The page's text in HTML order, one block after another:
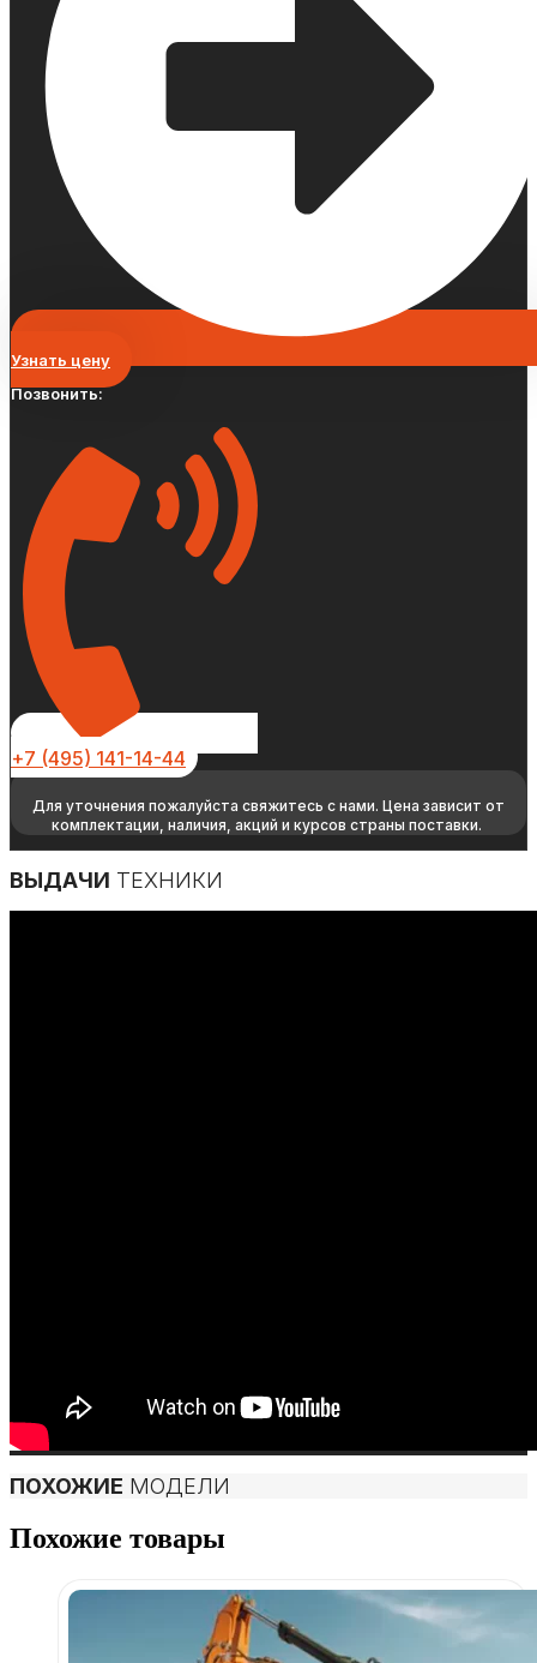
Узнать цену
Позвонить:
+7 (495) 141-14-44
Для уточнения пожалуйста свяжитесь с нами. Цена зависит от
комплектации, наличия, акций и курсов страны поставки.
ВЫДАЧИ ТЕХНИКИ
ПОХОЖИЕ МОДЕЛИ
Похожие товары